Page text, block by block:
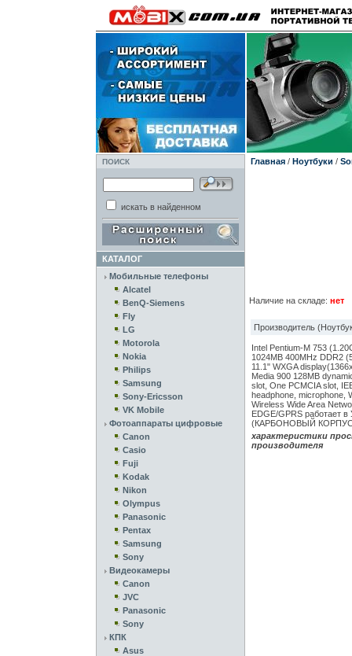
ПОИСК
искать в найденном
КАТАЛОГ
Мобильные телефоны
Alcatel
BenQ-Siemens
Fly
LG
Motorola
Nokia
Philips
Samsung
Sony-Ericsson
VK Mobile
Фотоаппараты цифровые
Canon
Casio
Fuji
Kodak
Nikon
Olympus
Panasonic
Pentax
Samsung
Sony
Видеокамеры
Canon
JVC
Panasonic
Sony
КПК
Asus
Главная/ Ноутбуки /
Наличие на складе: нет
Производитель
Intel Pentium-M 753
1024MB 400MHz DDR2
11.1" WXGA
Media 900 128MB
slot, One PCMCIA slot,
headphone, microphone,
Wireless Wide Area
EDGE/GPRS работает в
(КАРБОНОВЫЙ
характеристики
производителя